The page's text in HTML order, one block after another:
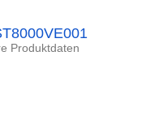
Produktdaten